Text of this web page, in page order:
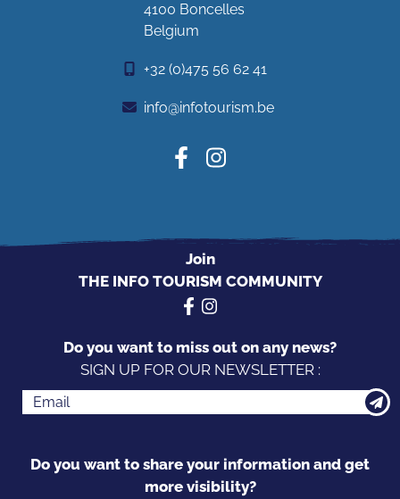
4100 Boncelles
Belgium
+32 (0)475 56 62 41
info@infotourism.be
Join
THE INFO TOURISM COMMUNITY
Do you want to miss out on any news?
SIGN UP FOR OUR NEWSLETTER :
Do you want to share your information and get
more visibility?